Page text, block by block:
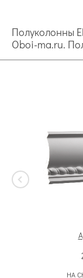
Полуколонны
Oboi-ma.ru.
НА